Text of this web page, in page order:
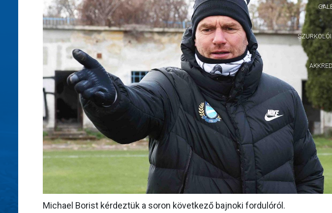
Michael Borist kérdeztük a soron következő bajnoki fordulóról.